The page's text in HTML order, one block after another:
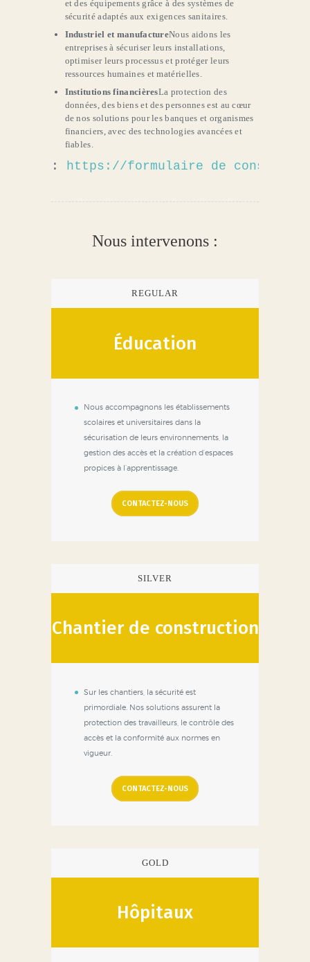
et des équipements grâce à des systèmes de
sécurité adaptés aux exigences sanitaires.
Industriel et manufactureNous aidons les
entreprises à sécuriser leurs installations,
optimiser leurs processus et protéger leurs
ressources humaines et matérielles.
Institutions financièresLa protection des
données, des biens et des personnes est au cœur
de nos solutions pour les banques et organismes
financiers, avec des technologies avancées et
fiables.
: https://formulaire de
Nous intervenons :
REGULAR
Éducation
Nous accompagnons les établissements
scolaires et universitaires dans la
sécurisation de leurs environnements, la
gestion des accès et la création d’espaces
propices à l’apprentissage.
CONTACTEZ-NOUS
SILVER
Chantier de construction
Sur les chantiers, la sécurité est
primordiale. Nos solutions assurent la
protection des travailleurs, le contrôle des
accès et la conformité aux normes en
vigueur.
CONTACTEZ-NOUS
GOLD
Hôpitaux